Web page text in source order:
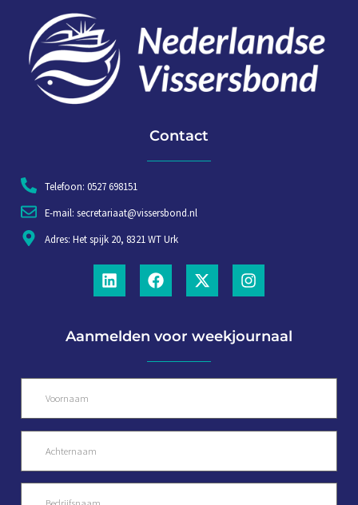
Contact
Telefoon: 0527 698151
E-mail: secretariaat@vissersbond.nl
Adres: Het spijk 20, 8321 WT Urk
Aanmelden voor weekjournaal